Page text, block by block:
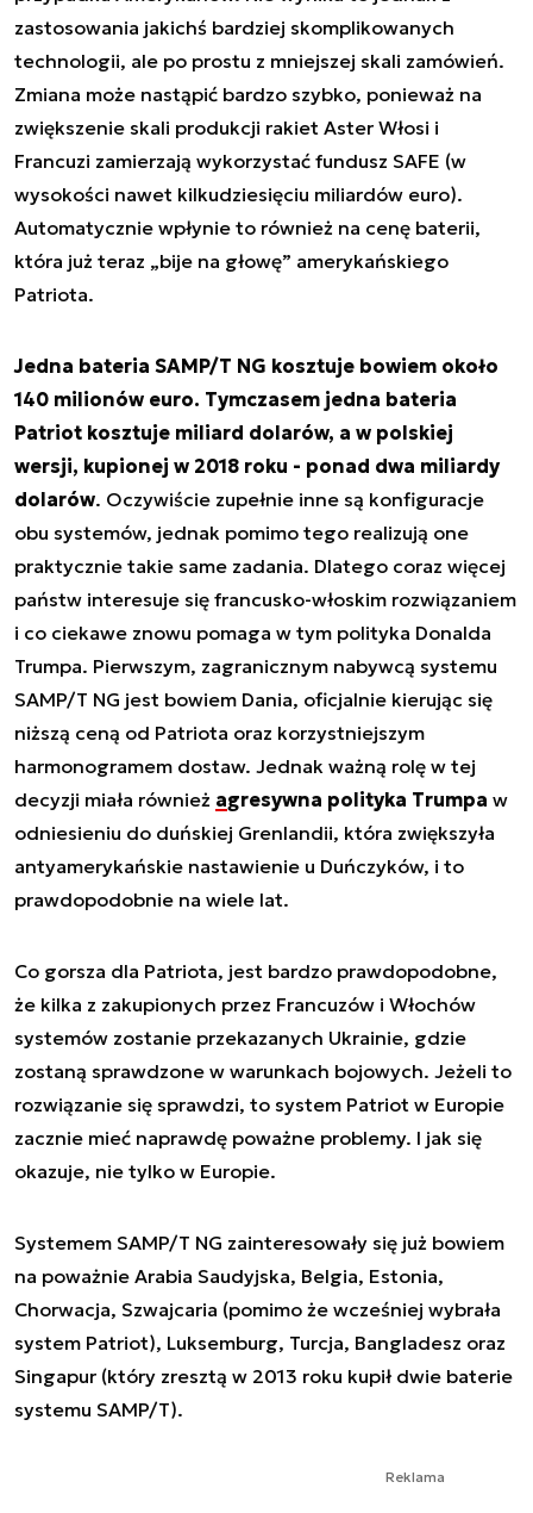
zastosowania jakichś bardziej skomplikowanych
technologii, ale po prostu z mniejszej skali zamówień.
Zmiana może nastąpić bardzo szybko, ponieważ na
zwiększenie skali produkcji rakiet Aster Włosi i
Francuzi zamierzają wykorzystać fundusz SAFE (w
wysokości nawet kilkudziesięciu miliardów euro).
Automatycznie wpłynie to również na cenę baterii,
która już teraz „bije na głowę” amerykańskiego
Patriota.
Jedna bateria SAMP/T NG kosztuje bowiem około
140 milionów euro. Tymczasem jedna bateria
Patriot kosztuje miliard dolarów, a w polskiej
wersji, kupionej w 2018 roku - ponad dwa miliardy
dolarów. Oczywiście zupełnie inne są konfiguracje
obu systemów, jednak pomimo tego realizują one
praktycznie takie same zadania. Dlatego coraz więcej
państw interesuje się francusko-włoskim rozwiązaniem
i co ciekawe znowu pomaga w tym polityka Donalda
Trumpa. Pierwszym, zagranicznym nabywcą systemu
SAMP/T NG jest bowiem Dania, oficjalnie kierując się
niższą ceną od Patriota oraz korzystniejszym
harmonogramem dostaw. Jednak ważną rolę w tej
decyzji miała również agresywna polityka Trumpa w
odniesieniu do duńskiej Grenlandii, która zwiększyła
antyamerykańskie nastawienie u Duńczyków, i to
prawdopodobnie na wiele lat.
Co gorsza dla Patriota, jest bardzo prawdopodobne,
że kilka z zakupionych przez Francuzów i Włochów
systemów zostanie przekazanych Ukrainie, gdzie
zostaną sprawdzone w warunkach bojowych. Jeżeli to
rozwiązanie się sprawdzi, to system Patriot w Europie
zacznie mieć naprawdę poważne problemy. I jak się
okazuje, nie tylko w Europie.
Systemem SAMP/T NG zainteresowały się już bowiem
na poważnie Arabia Saudyjska, Belgia, Estonia,
Chorwacja, Szwajcaria (pomimo że wcześniej wybrała
system Patriot), Luksemburg, Turcja, Bangladesz oraz
Singapur (który zresztą w 2013 roku kupił dwie baterie
systemu SAMP/T).
Reklama